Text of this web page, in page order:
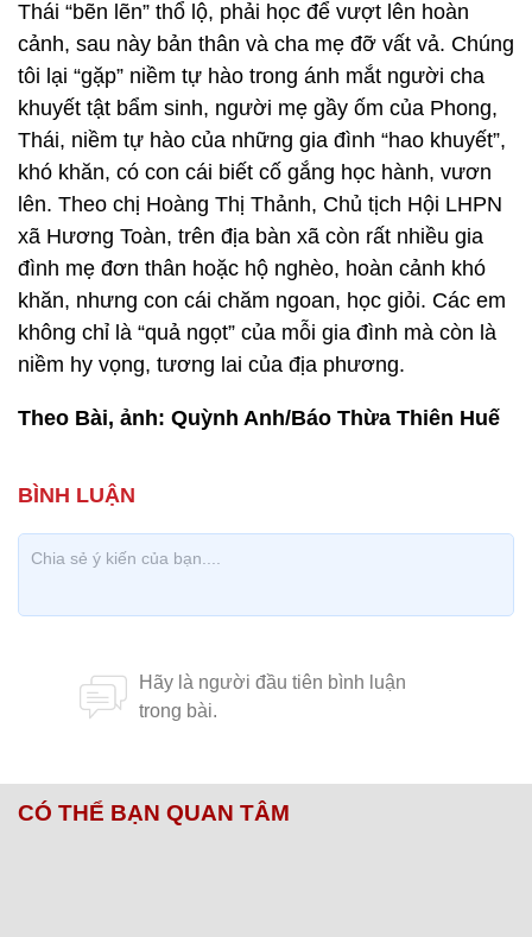
Thái “bẽn lẽn” thổ lộ, phải học để vượt lên hoàn
cảnh, sau này bản thân và cha mẹ đỡ vất vả. Chúng
tôi lại “gặp” niềm tự hào trong ánh mắt người cha
khuyết tật bẩm sinh, người mẹ gầy ốm của Phong,
Thái, niềm tự hào của những gia đình “hao khuyết”,
khó khăn, có con cái biết cố gắng học hành, vươn
lên. Theo chị Hoàng Thị Thảnh, Chủ tịch Hội LHPN
xã Hương Toàn, trên địa bàn xã còn rất nhiều gia
đình mẹ đơn thân hoặc hộ nghèo, hoàn cảnh khó
khăn, nhưng con cái chăm ngoan, học giỏi. Các em
không chỉ là “quả ngọt” của mỗi gia đình mà còn là
niềm hy vọng, tương lai của địa phương.
Theo Bài, ảnh: Quỳnh Anh/Báo Thừa Thiên Huế
CÓ THỂ BẠN QUAN TÂM